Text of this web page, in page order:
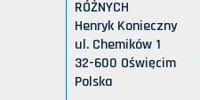
RÓŻNYCH
Henryk Konieczny
ul. Chemików 1
32-600 Oświęcim
Polska